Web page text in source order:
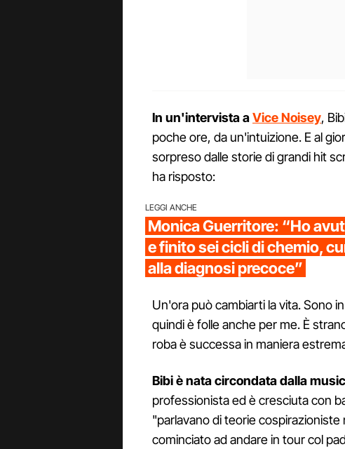
In un'intervista aVice Noisey,
poche ore, da un'intuizione. E al
sorpreso dalle storie di grandi hit
ha risposto:
LEGGI ANCHE
Monica Guerritore: “Ho
e finito sei cicli di chemio,
alla diagnosi precoce”
Un'ora può cambiarti la vita. Sono
quindi è folle anche per me. È
roba è successa in maniera
Bibi è nata circondata dalla
professionista ed è cresciuta con
"parlavano di teorie
cominciato ad andare in tour col